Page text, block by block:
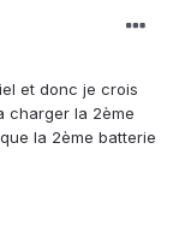
et donc je crois
charger la 2ème
la 2ème batterie